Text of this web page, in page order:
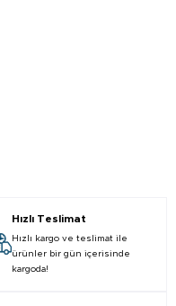
Hızlı Teslimat
Hızlı kargo ve teslimat ile
ürünler bir gün içerisinde
kargoda!